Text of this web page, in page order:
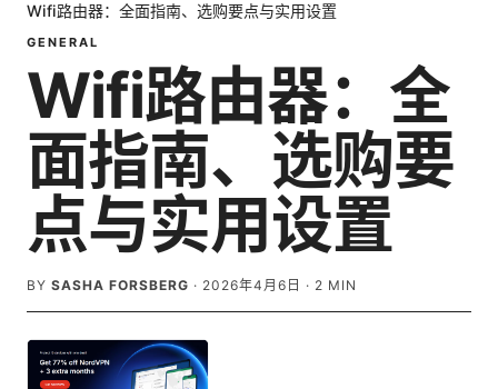
Wifi路由器：全面指南、选购要点与实用设置
GENERAL
Wifi路由器：全
面指南、选购要
点与实用设置
BY SASHA FORSBERG · 2026年4月6日 · 2 MIN